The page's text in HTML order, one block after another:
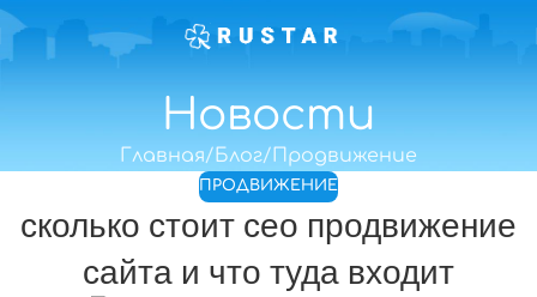
Новости
Главная Блог Продвижение
ПРОДВИЖЕНИЕ
сколько стоит сео продвижение
сайта и что туда входит